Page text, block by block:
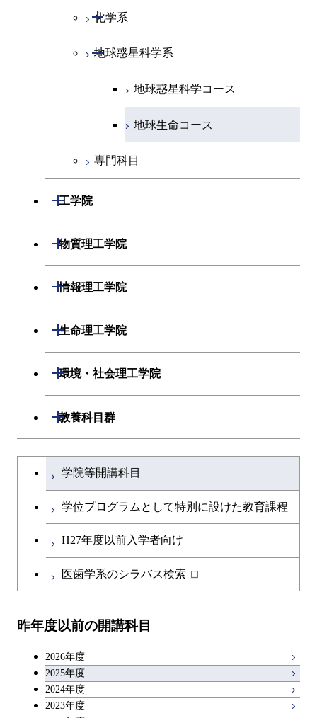
物質・情報卓越コース
化学系
開閉
化学コース
エネルギーコース
エネルギー・情報コース
物質・情報卓越コース
地球惑星科学系
開閉
地球惑星科学コース
地球生命コース
専門科目
工学院
開閉
機械系
開閉
エネルギーコース
エンジニアリングデザイン
ライフエンジニアリングコ
ース
原子核工学コース
人間医療科学技術コース
システム制御コース
コース
電気電子系
開閉
エネルギーコース
ライフエンジニアリングコ
ース
原子核工学コース
人間医療科学技術コース
物質・情報卓越コース
情報通信コース
コース
ライフエンジニアリングコ
ース
人間医療科学技術コース
経営工学系
開閉
エンジニアリングデザイン
コース
専門科目
物質理工学院
開閉
材料系
開閉
エネルギーコース
原子核工学コース
人間医療科学技術コース
応用化学コース
ース
原子核工学コース
物質・情報卓越コース
専門科目
情報理工学院
開閉
数理・計算科学系
開閉
知能情報コース
情報工学コース
知能情報コース
エネルギー・情報コース
人間医療科学技術コース
物質・情報卓越コース
専門科目
生命理工学院
開閉
生命理工学系
開閉
ライフエンジニアリングコ
ース
地球生命コース
物質・情報卓越コース
環境・社会理工学院
開閉
建築学系
開閉
コース
都市・環境学コース
エンジニアリングデザイン
コース
都市・環境学コース
開閉
地球環境共創コース
エネルギーコース
エネルギー・情報コース
エンジニアリングデザイン
原子核工学コース
社会・人間科学系
社会・人間科学コース
イノベーション科学系
イノベーション科学コース
人間医療科学技術コース
技術経営専門職学位課程
開閉
技術経営専門職学位課程
専門科目
教養科目群
開閉
文系教養科目
英語科目
第二外国語科目
キャリア科目
大学院課程を切り替える
学院等開講科目
学位プログラムとして特別に設けた教育課程
H27年度以前入学者向け
医歯学系のシラバス検索
昨年度以前の開講科目
2026年度
2025年度
2024年度
2023年度